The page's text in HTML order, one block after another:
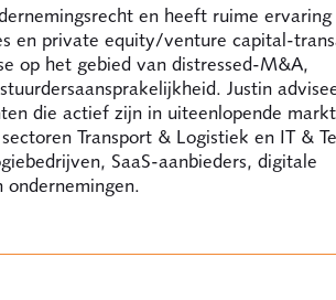
en heeft ruime
en private equity/venture capital-
op het gebied van distressed-M&A,
Justin
die actief zijn in uiteenlopende
Transport & Logistiek en IT &
SaaS-aanbieders, digitale